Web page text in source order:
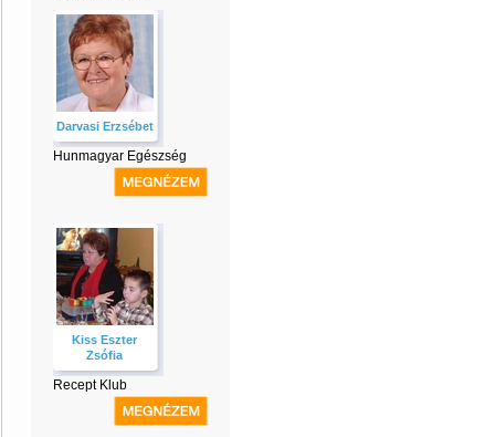
Darvasi Erzsébet
Hunmagyar Egészség
Kiss Eszter
Zsófia
Recept Klub